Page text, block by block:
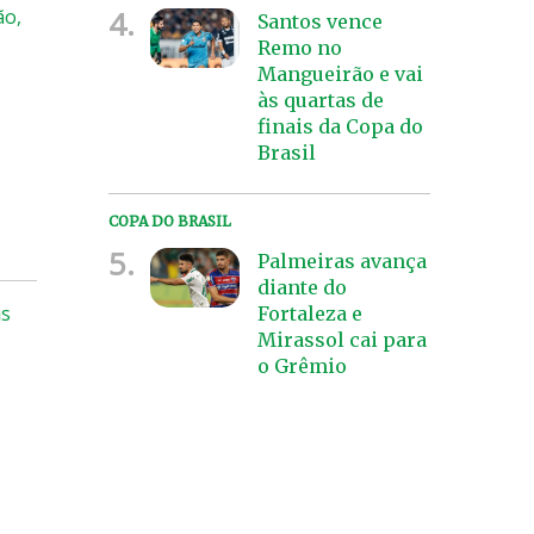
4.
Santos vence
Remo no
Mangueirão e vai
às quartas de
finais da Copa do
Brasil
COPA DO BRASIL
5.
Palmeiras avança
diante do
Fortaleza e
Mirassol cai para
o Grêmio